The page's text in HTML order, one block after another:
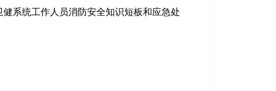
系统工作人员消防安全知识短板和应急处